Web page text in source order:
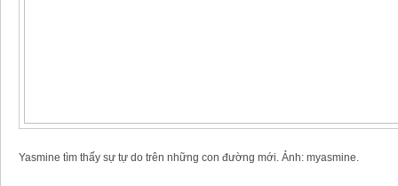
Yasmine tìm thấy sự tự do trên những con đường mới. Ảnh: myasmine.